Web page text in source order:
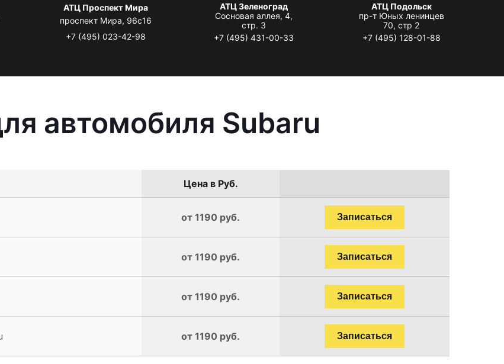
АТЦ Проспект Мира
проспект Мира, 96с16
+7 (495) 023-42-98
АТЦ Зеленоград
Сосновая аллея, 4,
стр. 3
+7 (495) 431-00-33
АТЦ Подольск
пр-т Юных ленинцев
70, стр 2
+7 (495) 128-01-88
автомобиля Subaru
Цена в Руб.
от 1190 руб. Записаться
от 1190 руб. Записаться
от 1190 руб. Записаться
от 1190 руб. Записаться